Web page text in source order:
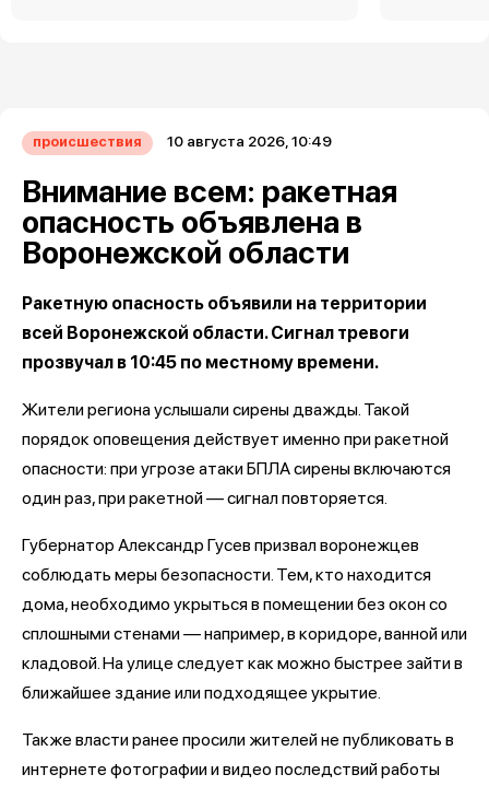
происшествия 10 августа 2026, 10:49
Внимание всем: ракетная
опасность объявлена в
Воронежской области
Ракетную опасность объявили на территории
всей Воронежской области. Сигнал тревоги
прозвучал в 10:45 по местному времени.
Жители региона услышали сирены дважды. Такой
порядок оповещения действует именно при ракетной
опасности: при угрозе атаки БПЛА сирены включаются
один раз, при ракетной — сигнал повторяется.
Губернатор Александр Гусев призвал воронежцев
соблюдать меры безопасности. Тем, кто находится
дома, необходимо укрыться в помещении без окон со
сплошными стенами — например, в коридоре, ванной или
кладовой. На улице следует как можно быстрее зайти в
ближайшее здание или подходящее укрытие.
Также власти ранее просили жителей не публиковать в
интернете фотографии и видео последствий работы